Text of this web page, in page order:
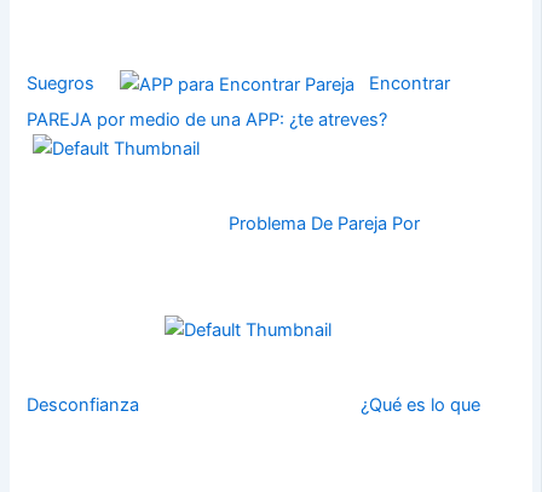
Suegros
Encontrar
PAREJA por medio de una APP: ¿te atreves?
Problema De Pareja Por
Desconfianza ¿Qué es lo que